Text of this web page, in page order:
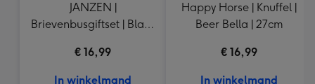
JANZEN |
Brievenbusgiftset | Black
€ 16,99
In winkelmand
Happy Horse | Knuffel |
Beer Bella | 27cm
€ 16,99
In winkelmand